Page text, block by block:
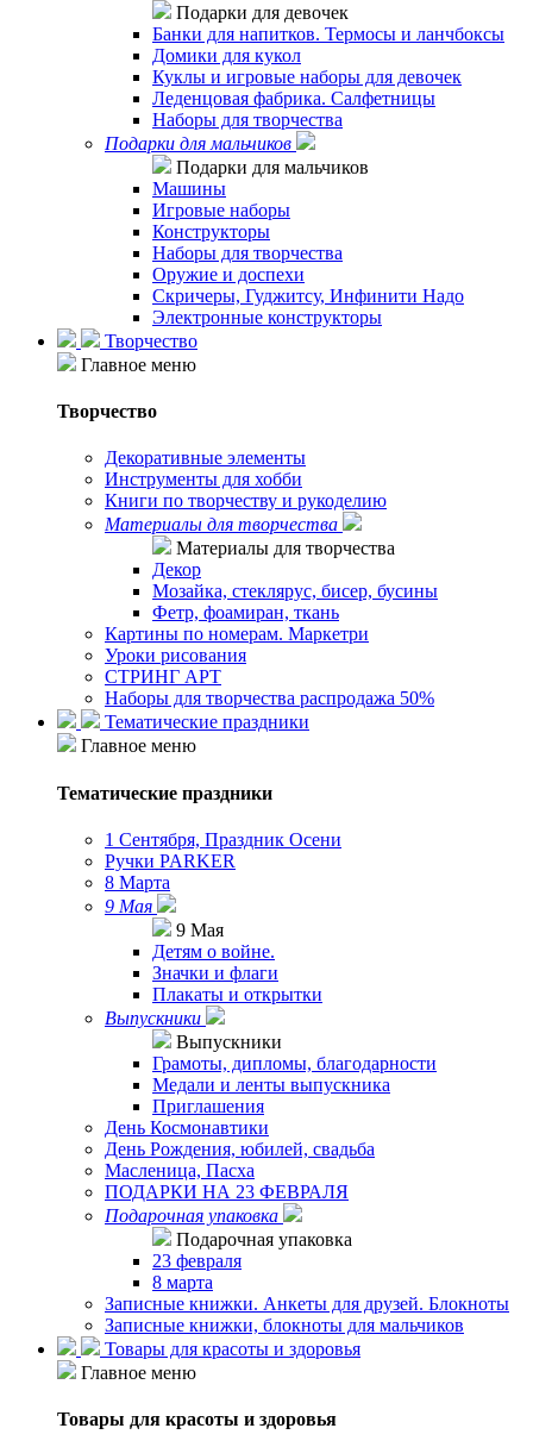
Подарки для девочек
Банки для напитков. Термосы и ланчбоксы
Домики для кукол
Куклы и игровые наборы для девочек
Леденцовая фабрика. Салфетницы
Наборы для творчества
Подарки для мальчиков
Подарки для мальчиков
Машины
Игровые наборы
Конструкторы
Наборы для творчества
Оружие и доспехи
Скричеры, Гуджитсу, Инфинити Надо
Электронные конструкторы
Творчество
Главное меню
Творчество
Декоративные элементы
Инструменты для хобби
Книги по творчеству и рукоделию
Материалы для творчества
Материалы для творчества
Декор
Мозайка, стеклярус, бисер, бусины
Фетр, фоамиран, ткань
Картины по номерам. Маркетри
Уроки рисования
СТРИНГ АРТ
Наборы для творчества распродажа 50%
Тематические праздники
Главное меню
Тематические праздники
1 Сентября, Праздник Осени
Ручки PARKER
8 Марта
9 Мая
9 Мая
Детям о войне.
Значки и флаги
Плакаты и открытки
Выпускники
Выпускники
Грамоты, дипломы, благодарности
Медали и ленты выпускника
Приглашения
День Космонавтики
День Рождения, юбилей, свадьба
Масленица, Пасха
ПОДАРКИ НА 23 ФЕВРАЛЯ
Подарочная упаковка
Подарочная упаковка
23 февраля
8 марта
Записные книжки. Анкеты для друзей. Блокноты
Записные книжки, блокноты для мальчиков
Товары для красоты и здоровья
Главное меню
Товары для красоты и здоровья